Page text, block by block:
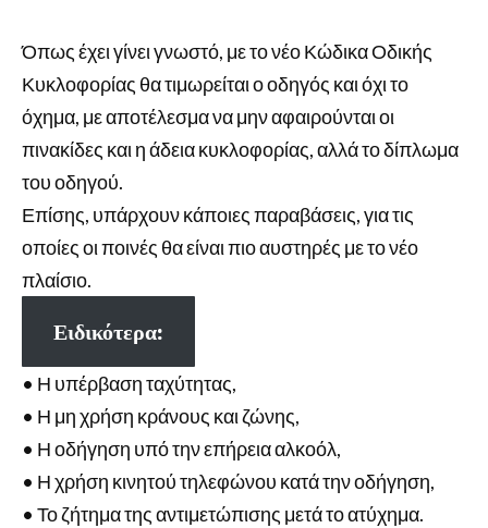
Όπως έχει γίνει γνωστό, με το νέο Κώδικα Οδικής
Κυκλοφορίας θα τιμωρείται ο οδηγός και όχι το
όχημα, με αποτέλεσμα να μην αφαιρούνται οι
πινακίδες και η άδεια κυκλοφορίας, αλλά το δίπλωμα
του οδηγού.
Επίσης, υπάρχουν κάποιες παραβάσεις, για τις
οποίες οι ποινές θα είναι πιο αυστηρές με το νέο
πλαίσιο.
Ειδικότερα:
• Η υπέρβαση ταχύτητας,
• Η μη χρήση κράνους και ζώνης,
• Η οδήγηση υπό την επήρεια αλκοόλ,
• Η χρήση κινητού τηλεφώνου κατά την οδήγηση,
• Το ζήτημα της αντιμετώπισης μετά το ατύχημα.